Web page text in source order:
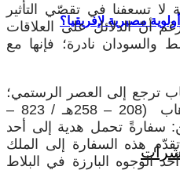
مصيرية لإفريقيا؟
تسعفنا في تقصّي التأثير
أنّ الدلائل على العلاقات
والسودان نادرة؛ فإنها مع
ترجع إلى العصر الرستمي؛
إذ «أرسل أفلح بن عبد الوهاب (208 – 258هـ / 823 –
سفارةً تحمل هدية إلى أحد
هذه السفارة إلى الملك
الوجوه البارزة في البلاط